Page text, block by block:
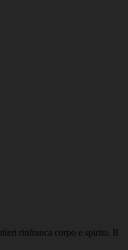
rinfranca corpo e spirito. Il